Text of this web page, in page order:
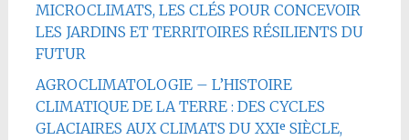
MICROCLIMATS, LES CLÉS POUR CONCEVOIR
LES JARDINS ET TERRITOIRES RÉSILIENTS DU
FUTUR
AGROCLIMATOLOGIE – L’HISTOIRE
CLIMATIQUE DE LA TERRE : DES CYCLES
GLACIAIRES AUX CLIMATS DU XXIᵉ SIÈCLE,